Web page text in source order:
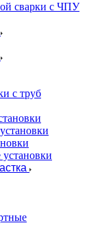
сварки с ЧПУ
с труб